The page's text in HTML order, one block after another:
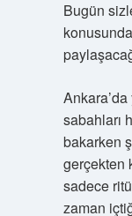
Bugün
sabahları
bakarken
gerçekten
sadece
zaman